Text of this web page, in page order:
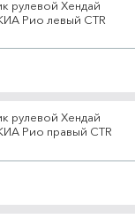
рулевой Хендай
Рио левый CTR
рулевой Хендай
Рио правый CTR